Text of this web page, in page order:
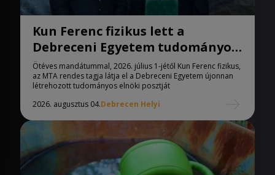
Kun Ferenc fizikus lett a
Debreceni Egyetem tudományos
elnöke
Ötéves mandátummal, 2026. július 1-jétől Kun Ferenc fizikus,
az MTA rendes tagja látja el a Debreceni Egyetem újonnan
létrehozott tudományos elnöki posztját
2026. augusztus 04.Debrecen Helyi